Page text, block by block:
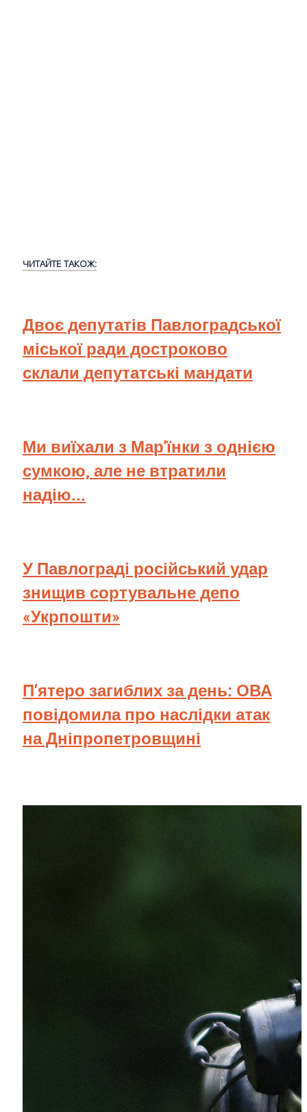
ЧИТАЙТЕ ТАКОЖ:
Двоє депутатів Павлоградської
міської ради достроково
склали депутатські мандати
Ми виїхали з Мар'їнки з однією
сумкою, але не втратили
надію...
У Павлограді російський удар
знищив сортувальне депо
«Укрпошти»
П’ятеро загиблих за день: ОВА
повідомила про наслідки атак
на Дніпропетровщині